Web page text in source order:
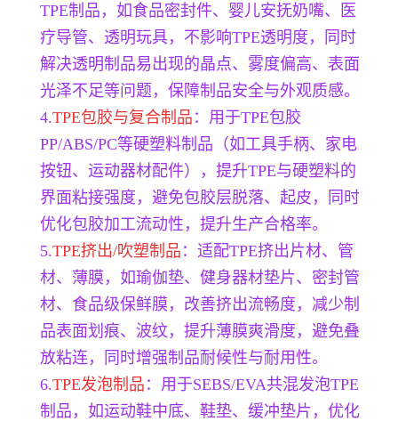
TPE制品，如食品密封件、婴儿安抚奶嘴、医
疗导管、透明玩具，不影响TPE透明度，同时
解决透明制品易出现的晶点、雾度偏高、表面
光泽不足等问题，保障制品安全与外观质感。
4.TPE包胶与复合制品 ：用于TPE包胶
PP/ABS/PC等硬塑料制品（如工具手柄、家电
按钮、运动器材配件），提升TPE与硬塑料的
界面粘接强度，避免包胶层脱落、起皮，同时
优化包胶加工流动性，提升生产合格率。
5.TPE挤出/吹塑制品 ：适配TPE挤出片材、管
材、薄膜，如瑜伽垫、健身器材垫片、密封管
材、食品级保鲜膜，改善挤出流畅度，减少制
品表面划痕、波纹，提升薄膜爽滑度，避免叠
放粘连，同时增强制品耐候性与耐用性。
6.TPE发泡制品 ：用于SEBS/EVA共混发泡TPE
制品，如运动鞋中底、鞋垫、缓冲垫片，优化